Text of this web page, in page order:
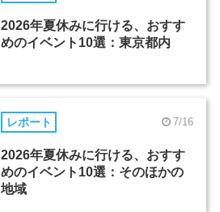
2026年夏休みに行ける、おすす
めのイベント10選：東京都内
レポート 7/16
2026年夏休みに行ける、おすす
めのイベント10選：そのほかの
地域